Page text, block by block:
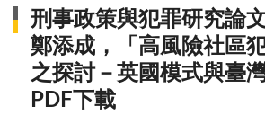
刑事政策與犯罪研究論
鄭添成，「高風險社區
之探討－英國模式與臺灣
PDF下載